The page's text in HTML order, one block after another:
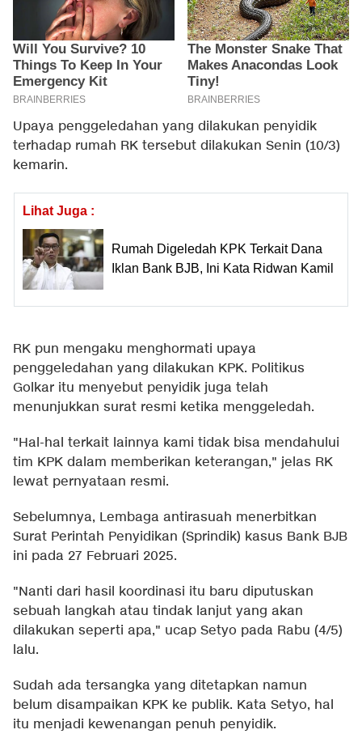
Upaya penggeledahan yang dilakukan penyidik
terhadap rumah RK tersebut dilakukan Senin (10/3)
kemarin.
Lihat Juga :
Rumah Digeledah KPK Terkait Dana
Iklan Bank BJB, Ini Kata Ridwan Kamil
RK pun mengaku menghormati upaya
penggeledahan yang dilakukan KPK. Politikus
Golkar itu menyebut penyidik juga telah
menunjukkan surat resmi ketika menggeledah.
"Hal-hal terkait lainnya kami tidak bisa mendahului
tim KPK dalam memberikan keterangan," jelas RK
lewat pernyataan resmi.
Sebelumnya, Lembaga antirasuah menerbitkan
Surat Perintah Penyidikan (Sprindik) kasus Bank BJB
ini pada 27 Februari 2025.
"Nanti dari hasil koordinasi itu baru diputuskan
sebuah langkah atau tindak lanjut yang akan
dilakukan seperti apa," ucap Setyo pada Rabu (4/5)
lalu.
Sudah ada tersangka yang ditetapkan namun
belum disampaikan KPK ke publik. Kata Setyo, hal
itu menjadi kewenangan penuh penyidik.